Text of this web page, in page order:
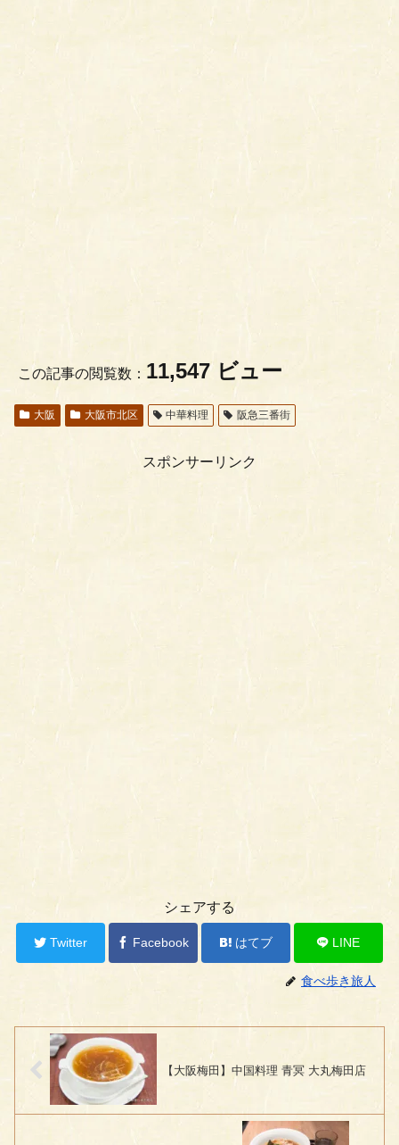
この記事の閲覧数： 11,547 ビュー
大阪 大阪市北区 中華料理 阪急三番街
スポンサーリンク
シェアする
Twitter Facebook はてブ LINE
食べ歩き旅人
【大阪梅田】中国料理 青冥 大丸梅田店